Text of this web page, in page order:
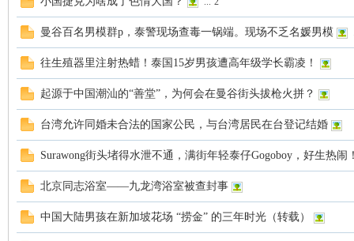
曼谷百名男模群p，泰警现场查毒一锅端。现场不乏名媛男模
往生殖器里注射热蜡！泰国15岁男孩遭高年级学长霸凌！
起源于中国潮汕的“善堂”，为何会在曼谷街头拔枪火拼？
台湾允许同婚未合法的国家公民，与台湾居民在台登记结婚
Surawong街头堵得水泄不通，满街年轻泰仔Gogoboy，好生热闹
北京同志浴室——九龙湾浴室被查封事
中国大陆男孩在新加坡花场 “捞金” 的三年时光（转载）